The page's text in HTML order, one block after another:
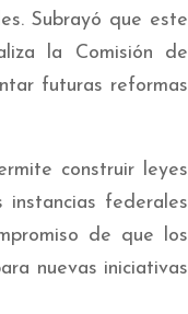
Subrayó que este
la Comisión de
futuras reformas
construir leyes
federales
de que los
nuevas iniciativas